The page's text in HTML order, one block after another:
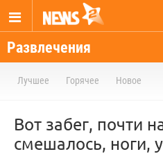
Развлечения
Лучшее Горячее Новое
Вот забег, почти
смешалось, ноги,